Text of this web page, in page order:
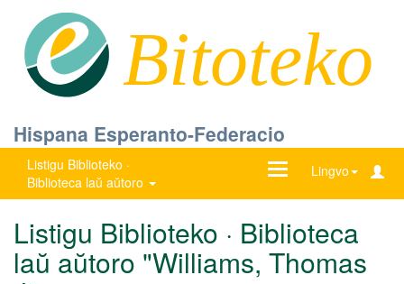
Bitoteko
Hispana Esperanto-Federacio
Listigu Biblioteko ·
Biblioteca laŭ aŭtoro
Lingvo
Ŝanĝu
Listigu Biblioteko · Biblioteca
laŭ aŭtoro "Williams, Thomas